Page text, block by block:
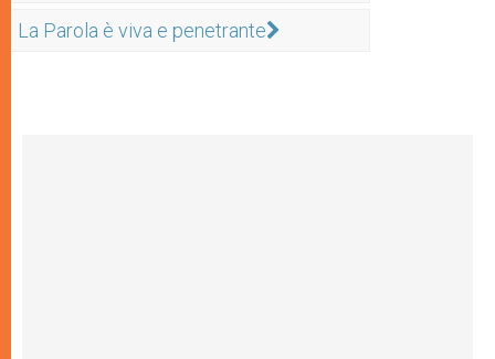
La Parola è viva e penetrante